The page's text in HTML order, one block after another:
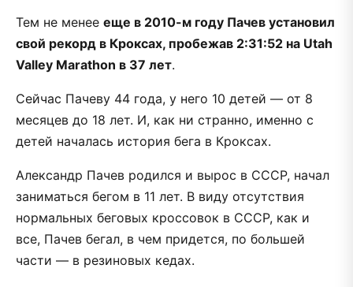
Тем не менее еще в 2010-м году Пачев установил
свой рекорд в Кроксах, пробежав 2:31:52 на Utah
Valley Marathon в 37 лет.
Сейчас Пачеву 44 года, у него 10 детей — от 8
месяцев до 18 лет. И, как ни странно, именно с
детей началась история бега в Кроксах.
Александр Пачев родился и вырос в СССР, начал
заниматься бегом в 11 лет. В виду отсутствия
нормальных беговых кроссовок в СССР, как и
все, Пачев бегал, в чем придется, по большей
части — в резиновых кедах.